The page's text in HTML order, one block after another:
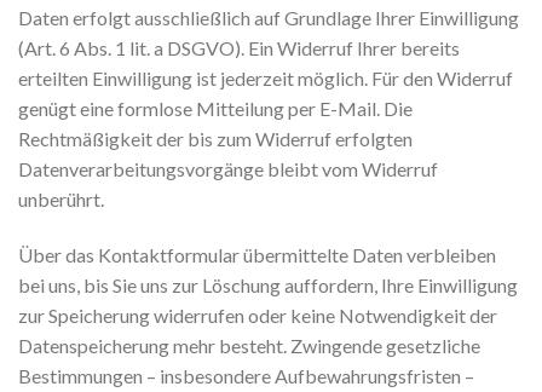
Daten erfolgt ausschließlich auf Grundlage Ihrer Einwilligung
(Art. 6 Abs. 1 lit. a DSGVO). Ein Widerruf Ihrer bereits
erteilten Einwilligung ist jederzeit möglich. Für den Widerruf
genügt eine formlose Mitteilung per E-Mail. Die
Rechtmäßigkeit der bis zum Widerruf erfolgten
Datenverarbeitungsvorgänge bleibt vom Widerruf
unberührt.
Über das Kontaktformular übermittelte Daten verbleiben
bei uns, bis Sie uns zur Löschung auffordern, Ihre Einwilligung
zur Speicherung widerrufen oder keine Notwendigkeit der
Datenspeicherung mehr besteht. Zwingende gesetzliche
Bestimmungen – insbesondere Aufbewahrungsfristen –